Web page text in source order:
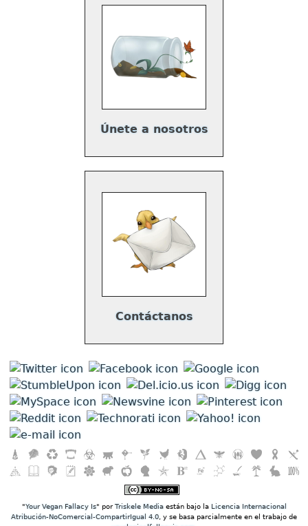
Únete a nosotros
Contáctanos
"Your Vegan Fallacy Is" porTriskele Mediaestán bajo la Licencia Internacional
Atribución-NoComercial-CompartirIgual 4.0 , y se basa parcialmente en el trabajo de